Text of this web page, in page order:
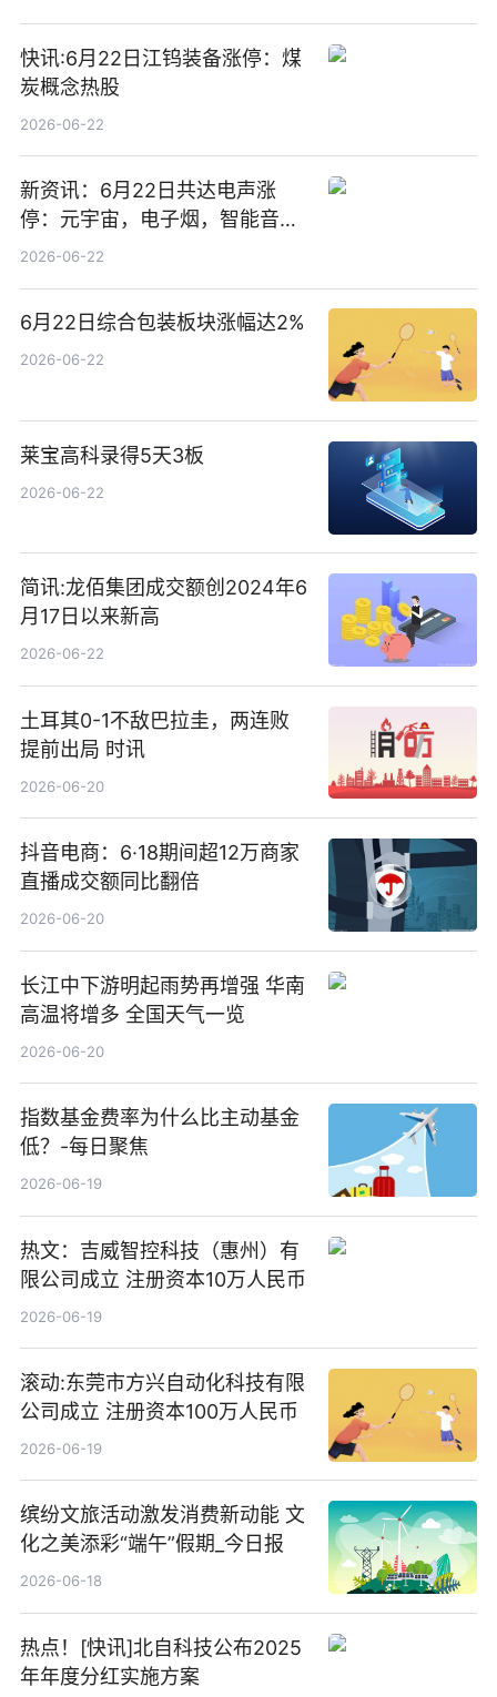
快讯:6月22日江钨装备涨停：煤
炭概念热股
2026-06-22
新资讯：6月22日共达电声涨
停：元宇宙，电子烟，智能音箱
概念热股
2026-06-22
6月22日综合包装板块涨幅达2%
2026-06-22
莱宝高科录得5天3板
2026-06-22
简讯:龙佰集团成交额创2024年6
月17日以来新高
2026-06-22
土耳其0-1不敌巴拉圭，两连败
提前出局 时讯
2026-06-20
抖音电商：6·18期间超12万商家
直播成交额同比翻倍
2026-06-20
长江中下游明起雨势再增强 华南
高温将增多 全国天气一览
2026-06-20
指数基金费率为什么比主动基金
低？-每日聚焦
2026-06-19
热文：吉威智控科技（惠州）有
限公司成立 注册资本10万人民币
2026-06-19
滚动:东莞市方兴自动化科技有限
公司成立 注册资本100万人民币
2026-06-19
缤纷文旅活动激发消费新动能 文
化之美添彩“端午”假期_今日报
2026-06-18
热点！[快讯]北自科技公布2025
年年度分红实施方案